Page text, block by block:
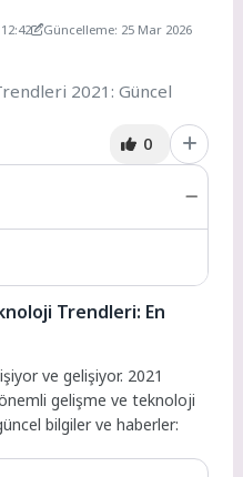
Güncelleme: 25 Mar 2026
0
Trendleri: En
ve gelişiyor. 2021
önemli gelişme ve teknoloji
bilgiler ve haberler: